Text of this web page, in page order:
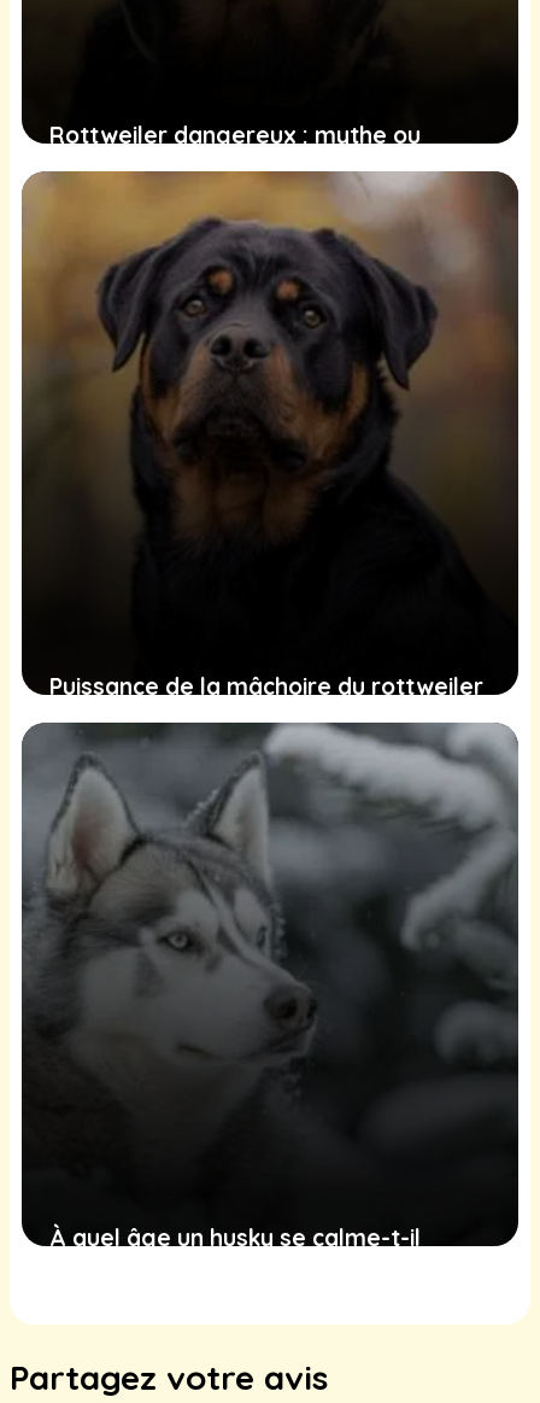
Rottweiler dangereux : mythe ou
réalité ?
Puissance de la mâchoire du rottweiler
: chiffres et classement
16 juin 2025
À quel âge un husky se calme-t-il
Partagez votre avis